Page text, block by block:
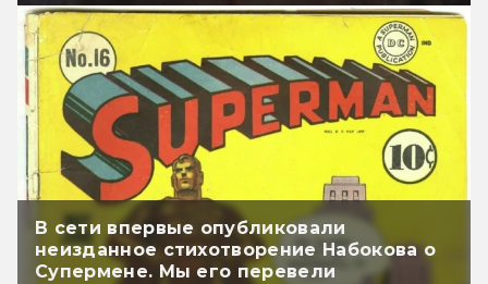
В сети впервые опубликовали
неизданное стихотворение Набокова о
Супермене. Мы его перевели